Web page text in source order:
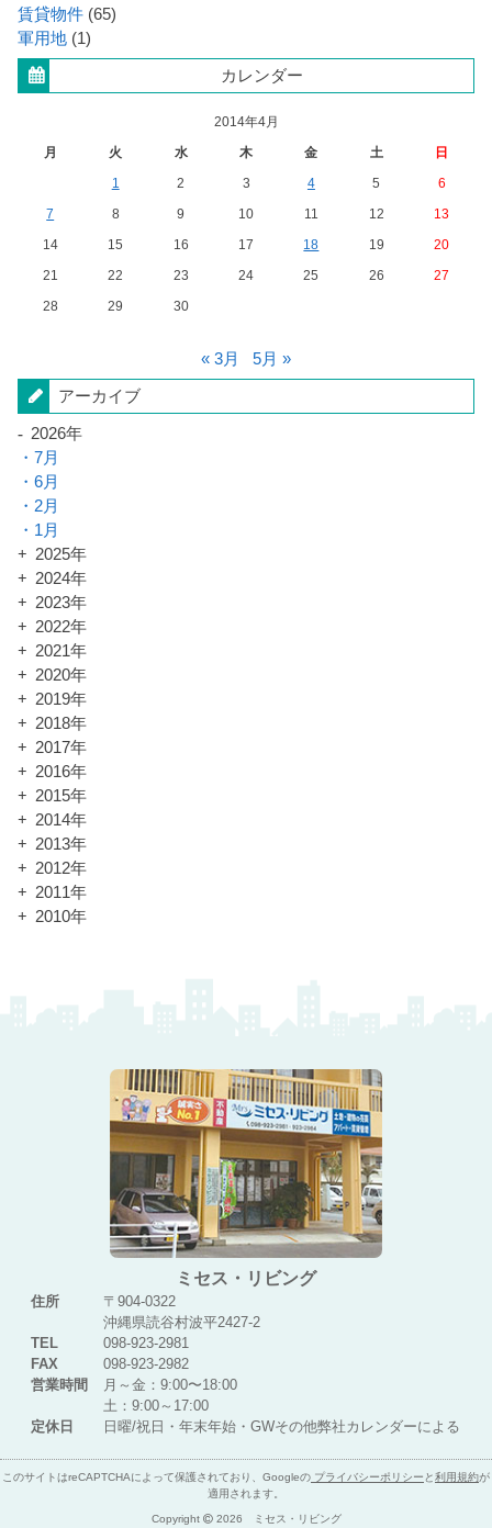
賃貸物件 (65)
軍用地 (1)
カレンダー
2014年4月
月
火 水 木 金 土
日
1
2 3 4 5
6
7
8 9 10 11 12
13
14
15 16 17 18 19
20
21
22 23 24 25 26
27
28
29 30
« 3月 5月 »
アーカイブ
2026年
7月
6月
2月
1月
2025年
2024年
2023年
2022年
2021年
2020年
2019年
2018年
2017年
2016年
2015年
2014年
2013年
2012年
2011年
2010年
ミセス・リビング
住所
〒904-0322
沖縄県読谷村波平2427-2
TEL
098-923-2981
FAX
098-923-2982
営業時間
月～金：9:00〜18:00
土：9:00～17:00
定休日
日曜/祝日・年末年始・GWその他弊社カレンダーによる
このサイトはreCAPTCHAによって保護されており、Googleの プライバシーポリシー と利用規約が
適用されます。
Copyright 2026 ミセス・リビング